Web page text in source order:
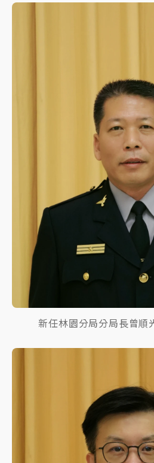
新任林園分局分局長曾順